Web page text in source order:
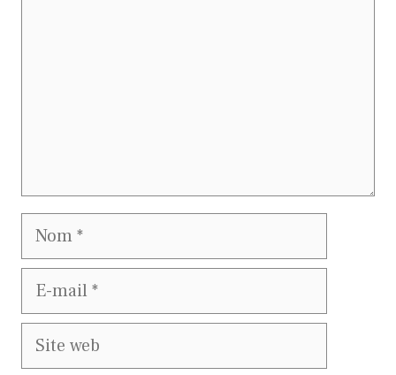
Nom
E-
mail
Site
web